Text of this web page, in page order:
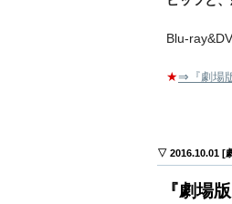
Blu-
★⇒ 『劇
▽ 2016.10.01 [
『劇場